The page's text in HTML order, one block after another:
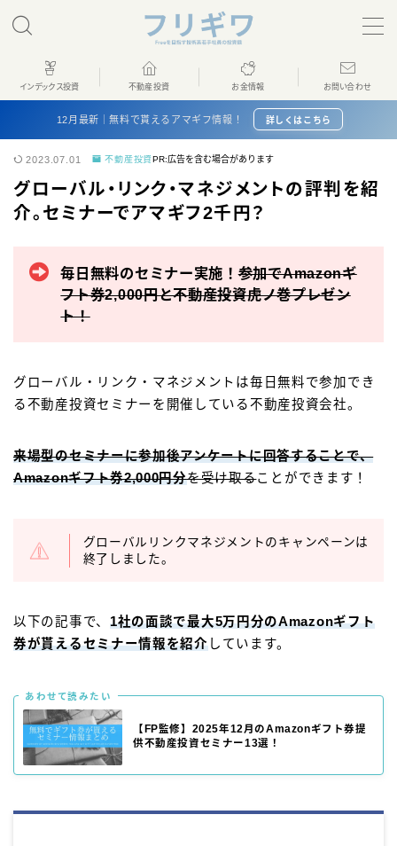
MENU
ホーム
不動産投資
お金情報
プロフィール
インデックス投資 不動産投資 お金情報 お問い合わせ
12月最新｜無料で貰えるアマギフ情報！ 詳しくはこちら
2023.07.01 不動産投資PR:広告を含む場合があります
グローバル・リンク・マネジメントの評判を紹
介。セミナーでアマギフ2千円？
毎日無料のセミナー実施！参加でAmazonギ
フト券2,000円と不動産投資虎ノ巻プレゼン
ト！
グローバル・リンク・マネジメントは毎日無料で参加でき
る不動産投資セミナーを開催している不動産投資会社。
来場型のセミナーに参加後アンケートに回答することで、
Amazonギフト券2,000円分を受け取ることができます！
グローバルリンクマネジメントのキャンペーンは
終了しました。
以下の記事で、 1社の面談で最大5万円分のAmazonギフト
券が貰えるセミナー情報を紹介しています。
あわせて読みたい
【FP監修】2025年12月のAmazonギフト券提
供不動産投資セミナー13選！